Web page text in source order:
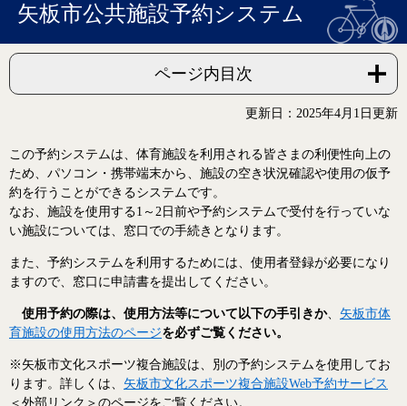
矢板市公共施設予約システム
ページ内目次
更新日：2025年4月1日更新
この予約システムは、体育施設を利用される皆さまの利便性向上の
ため、パソコン・携帯端末から、施設の空き状況確認や使用の仮予
約を行うことができるシステムです。
なお、施設を使用する1～2日前や予約システムで受付を行っていな
い施設については、窓口での手続きとなります。
また、予約システムを利用するためには、使用者登録が必要になり
ますので、窓口に申請書を提出してください。
使用予約の際は、使用方法等について以下の手引きか、 矢板市体
育施設の使用方法のページを必ずご覧ください。
※矢板市文化スポーツ複合施設は、別の予約システムを使用してお
ります。詳しくは、 矢板市文化スポーツ複合施設Web予約サービス
＜外部リンク＞ のページをご覧ください。